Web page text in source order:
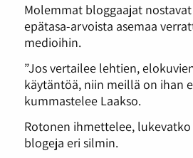
Molemmat bloggaajat
epätasa-arvoista asemaa
medioihin.
”Jos vertailee lehtien,
käytäntöä, niin meillä on ihan
kummastelee Laakso.
Rotonen ihmettelee,
blogeja eri silmin.